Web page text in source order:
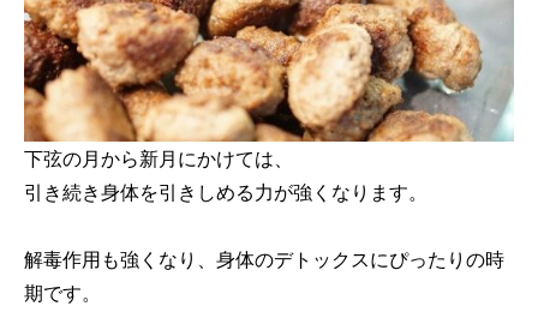
下弦の月から新月にかけては、
引き続き身体を引きしめる力が強くなります。
解毒作用も強くなり、身体のデトックスにぴったりの時
期です。